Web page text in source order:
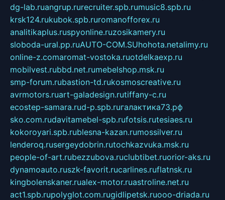
dg-lab.ruangrup.rurecruiter.spb.rumusic8.spb.ru
krsk124.rukubok.spb.ruromanofforex.ru
analitikaplus.ruspyonline.ruzosikamery.ru
sloboda-ural.pp.ruAUTO-COM.SUhohota.netalimy.ru
online-z.comaromat-vostoka.ruotdelkaexp.ru
mobilvest.rubbd.net.rumebelshop.msk.ru
smp-forum.rubastion-td.rukosmoscreative.ru
avrmotors.ruart-galadesign.rutiffany-c.ru
ecostep-samara.rud-p.spb.ruгалактика73.рф
sko.com.rudavitamebel-spb.rufotsis.rutesiaes.ru
kokoroyari.spb.rublesna-kazan.rumossilver.ru
lenderoq.rusergeydobrin.rutochkazvuka.msk.ru
people-of-art.rubezzubova.ruclubtibet.ruorior-aks.ru
dynamoauto.ruszk-favorit.rucarlines.ruflatnsk.ru
kingbolenskaner.rualex-motor.ruastroline.net.ru
act1.spb.rupolyglot.com.rugidlipetsk.ruooo-driada.ru